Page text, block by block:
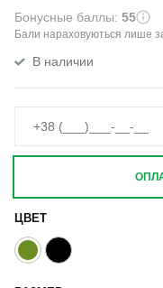
Бонусные баллы: 55
Бали нараховуються лише
В наличии
ЦВЕТ